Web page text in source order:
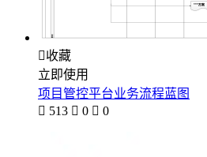
收藏
立即使用
项目管控平台业务流程蓝图
 513  0  0